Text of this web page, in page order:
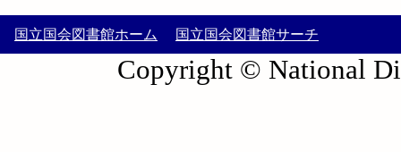
国立国会図書館ホーム 国立国会図書館サーチ
Copyright © National